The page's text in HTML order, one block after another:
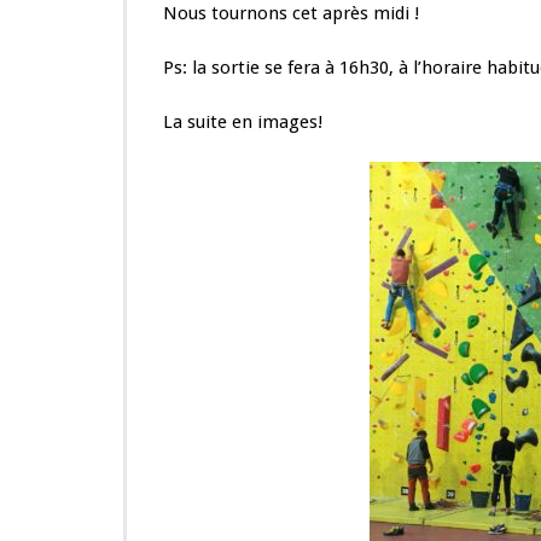
Nous tournons cet après midi !
Ps: la sortie se fera à 16h30, à l’horaire
La suite en images!